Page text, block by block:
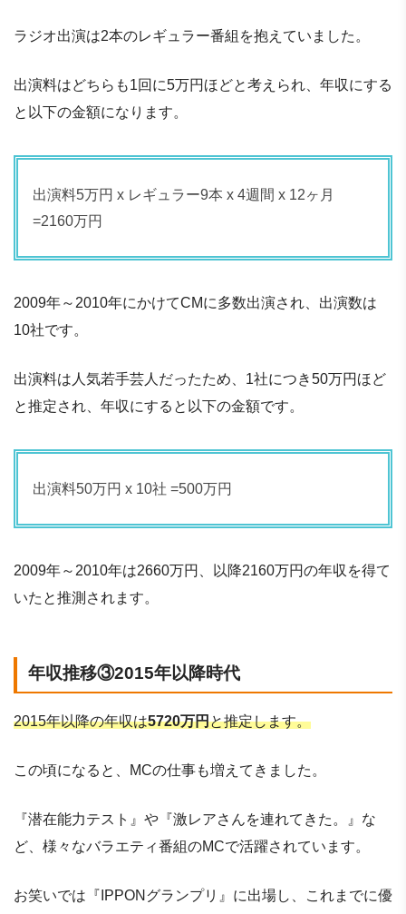
ラジオ出演は2本のレギュラー番組を抱えていました。
出演料はどちらも1回に5万円ほどと考えられ、年収にする
と以下の金額になります。
出演料5万円 x レギュラー9本 x 4週間 x 12ヶ月
=2160万円
2009年～2010年にかけてCMに多数出演され、出演数は
10社です。
出演料は人気若手芸人だったため、1社につき50万円ほど
と推定され、年収にすると以下の金額です。
出演料50万円 x 10社 =500万円
2009年～2010年は2660万円、以降2160万円の年収を得て
いたと推測されます。
年収推移③2015年以降時代
2015年以降の年収は5720万円と推定します。
この頃になると、MCの仕事も増えてきました。
『潜在能力テスト』や『激レアさんを連れてきた。』な
ど、様々なバラエティ番組のMCで活躍されています。
お笑いでは『IPPONグランプリ』に出場し、これまでに優